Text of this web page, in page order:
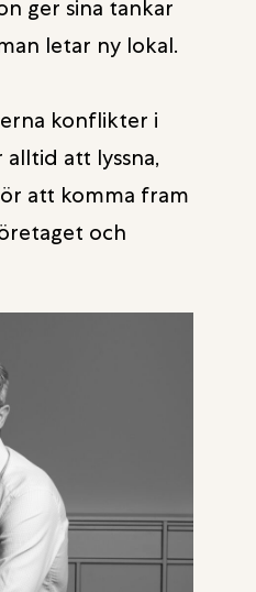
ger sina tankar
letar ny lokal.
konflikter i
att lyssna,
att komma fram
och